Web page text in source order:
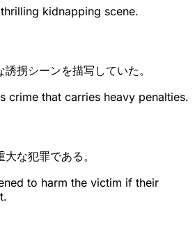
kidnapping scene.
拐シーンを描写していた。
crime that carries heavy penalties.
な犯罪である。
to harm the victim if their